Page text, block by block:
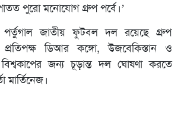
পুরো মনোযোগ গ্রুপ পর্বে।’
পর্তুগাল জাতীয় ফুটবল দল রয়েছে গ্রুপ
প্রতিপক্ষ ডিআর কঙ্গো, উজবেকিস্তান ও
জন্য চূড়ান্ত দল ঘোষণা করতে
মার্তিনেজ।